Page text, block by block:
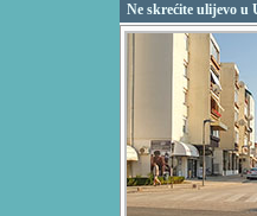
Ne skrećite ulijevo u